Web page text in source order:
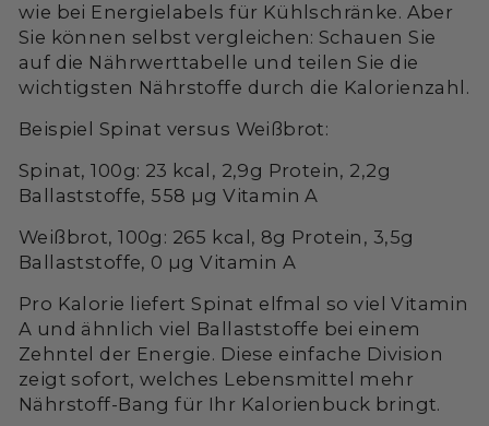
wie bei Energielabels für Kühlschränke. Aber
Sie können selbst vergleichen: Schauen Sie
auf die Nährwerttabelle und teilen Sie die
wichtigsten Nährstoffe durch die Kalorienzahl.
Beispiel Spinat versus Weißbrot:
Spinat, 100g: 23 kcal, 2,9g Protein, 2,2g
Ballaststoffe, 558 µg Vitamin A
Weißbrot, 100g: 265 kcal, 8g Protein, 3,5g
Ballaststoffe, 0 µg Vitamin A
Pro Kalorie liefert Spinat elfmal so viel Vitamin
A und ähnlich viel Ballaststoffe bei einem
Zehntel der Energie. Diese einfache Division
zeigt sofort, welches Lebensmittel mehr
Nährstoff-Bang für Ihr Kalorienbuck bringt.